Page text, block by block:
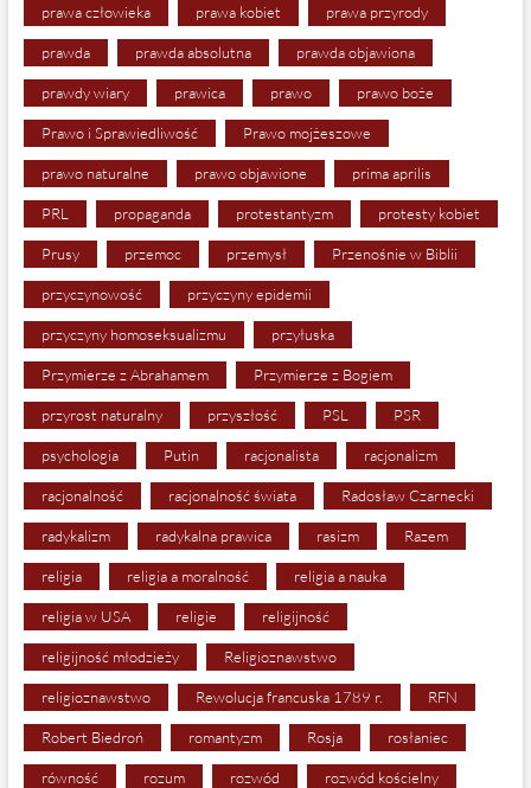
prawa człowieka prawa kobiet prawa przyrody
prawda prawda absolutna prawda objawiona
prawdy wiary prawica prawo prawo boże
Prawo i Sprawiedliwość Prawo mojżeszowe
prawo naturalne prawo objawione prima aprilis
PRL propaganda protestantyzm protesty kobiet
Prusy przemoc przemysł Przenośnie w Biblii
przyczynowość przyczyny epidemii
przyczyny homoseksualizmu przyłuska
Przymierze z Abrahamem Przymierze z Bogiem
przyrost naturalny przyszłość PSL PSR
psychologia Putin racjonalista racjonalizm
racjonalność racjonalność świata Radosław Czarnecki
radykalizm radykalna prawica rasizm Razem
religia religia a moralność religia a nauka
religia w USA religie religijność
religijność młodzieży Religioznawstwo
religioznawstwo Rewolucja francuska 1789 r. RFN
Robert Biedroń romantyzm Rosja rosłaniec
równość rozum rozwód rozwód kościelny